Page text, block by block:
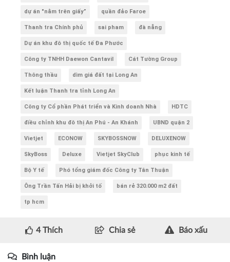
dự án "nằm trên giấy” quần đảo Faroe
Thanh tra Chính phủ sai pham đà nẵng
Dự án khu đô thị quốc tế Đa Phước
Công ty TNHH Daewon Cantavil Cát Tường Group
Thông thầu dìm giá đất tại Long An
Kết luận Thanh tra tỉnh Long An
Công ty Cổ phần Phát triển và Kinh doanh Nhà HDTC
điều chỉnh khu đô thị An Phú - An Khánh UBND quận 2
Vietjet ECONOW SKYBOSSNOW DELUXENOW
SkyBoss Deluxe Vietjet SkyClub phục kinh tế
Bộ Y tế Phó tổng giám đốc Công ty Tân Thuận
Ông Trần Tấn Hải bị khởi tố bán rẻ 320.000 m2 đất
tp hcm
4Thích Chia sẻ Báo xấu
Bình luận